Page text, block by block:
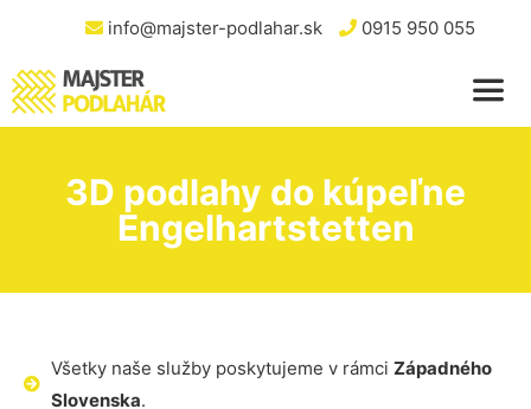
info@majster-podlahar.sk 0915 950 055
3D podlahy do kúpeľne
Engelhartstetten
Všetky naše služby poskytujeme v rámci Západného
Slovenska.